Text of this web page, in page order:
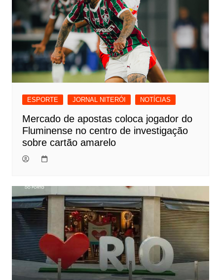
ESPORTE JORNAL NITERÓI NOTÍCIAS
Mercado de apostas coloca jogador do
Fluminense no centro de investigação
sobre cartão amarelo